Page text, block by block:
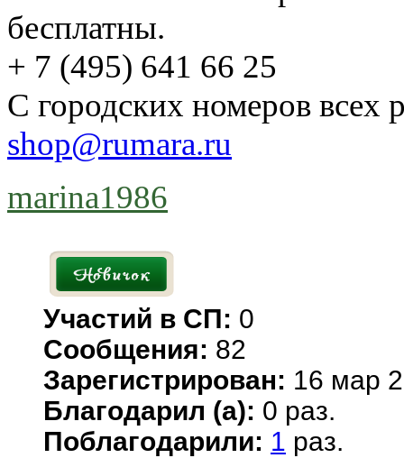
бесплатны.
+ 7 (495) 641 66 25
С городских номеров всех
shop@rumara.ru
marina1986
Участий в СП: 0
Сообщения: 82
Зарегистрирован: 16 мар
Благодарил (а): 0 раз.
Поблагодарили: 1 раз.